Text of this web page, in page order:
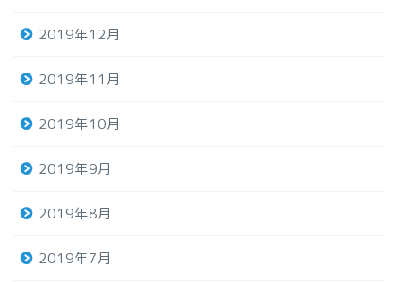
2019年12月
2019年11月
2019年10月
2019年9月
2019年8月
2019年7月